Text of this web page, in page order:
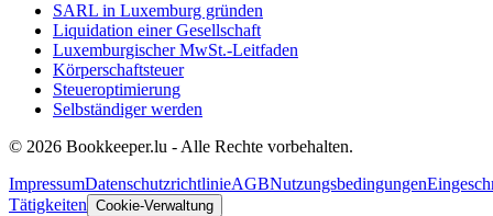
SARL in Luxemburg gründen
Liquidation einer Gesellschaft
Luxemburgischer MwSt.-Leitfaden
Körperschaftsteuer
Steueroptimierung
Selbständiger werden
© 2026 Bookkeeper.lu - Alle Rechte vorbehalten.
ImpressumDatenschutzrichtlinieAGBNutzungsbedingungen
Tätigkeiten Cookie-Verwaltung